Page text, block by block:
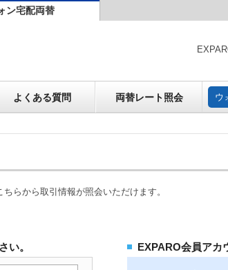
ン宅配両替
よくある質問 両替レート照会 ウ
ウォン売却
らから取引情報が照会いただけます。
い。 EXPARO会員アカ